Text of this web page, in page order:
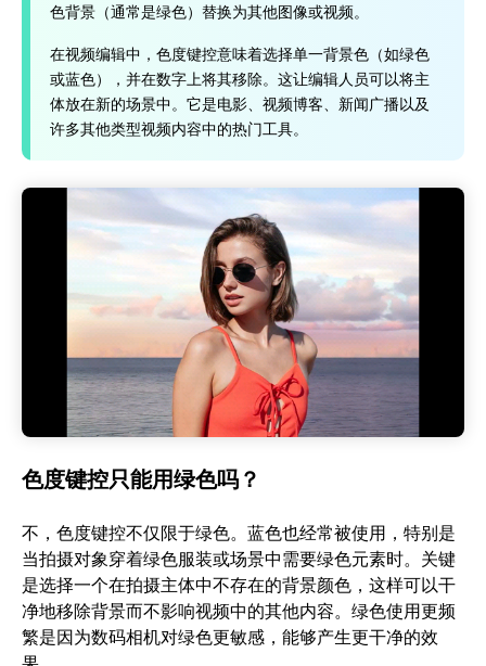
色背景（通常是绿色）替换为其他图像或视频。
在视频编辑中，色度键控意味着选择单一背景色（如绿色
或蓝色），并在数字上将其移除。这让编辑人员可以将主
体放在新的场景中。它是电影、视频博客、新闻广播以及
许多其他类型视频内容中的热门工具。
色度键控只能用绿色吗？
不，色度键控不仅限于绿色。蓝色也经常被使用，特别是
当拍摄对象穿着绿色服装或场景中需要绿色元素时。关键
是选择一个在拍摄主体中不存在的背景颜色，这样可以干
净地移除背景而不影响视频中的其他内容。绿色使用更频
繁是因为数码相机对绿色更敏感，能够产生更干净的效